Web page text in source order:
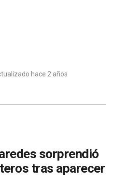
hace 2 años
sorprendió
tras aparecer